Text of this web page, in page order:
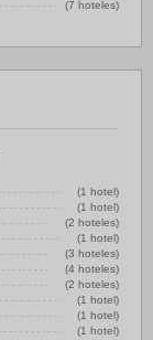
(7 hoteles)
(1 hotel)
(1 hotel)
(2 hoteles)
(1 hotel)
(3 hoteles)
(4 hoteles)
(2 hoteles)
(1 hotel)
(1 hotel)
(1 hotel)